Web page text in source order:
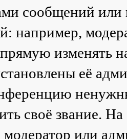
сообщений
например,
изменять
её
своё звание.
или